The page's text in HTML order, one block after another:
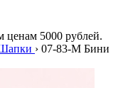
ценам 5000 рублей.
› 07-83-M Бини